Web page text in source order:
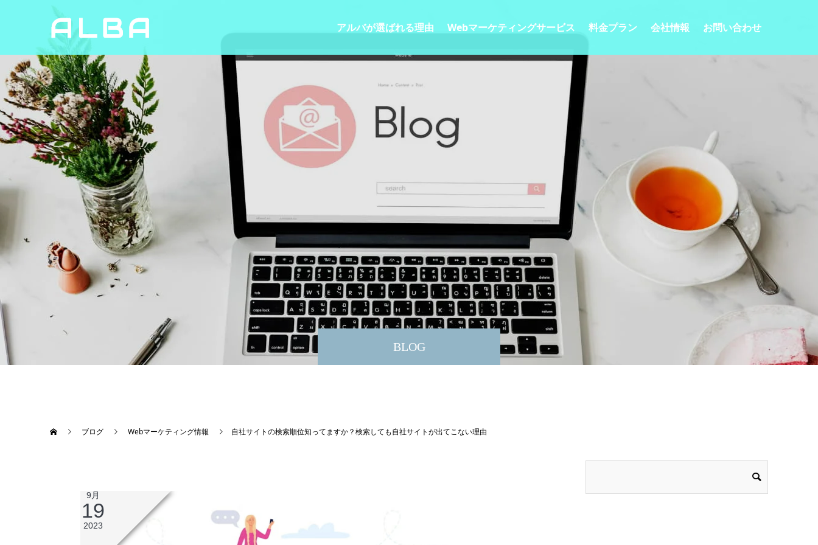
アルバが選ばれる理由 Webマーケティングサービス 料金プラン 会社情報 お問い合わせ
BLOG
ブログ Webマーケティング情報 自社サイトの検索順位知ってますか？検索しても自社サイトが出てこない理由
9月
19
2023